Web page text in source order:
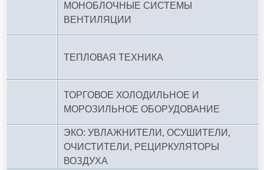
МОНОБЛОЧНЫЕ СИСТЕМЫ
ВЕНТИЛЯЦИИ
ТЕПЛОВАЯ ТЕХНИКА
ТОРГОВОЕ ХОЛОДИЛЬНОЕ И
МОРОЗИЛЬНОЕ ОБОРУДОВАНИЕ
ЭКО: УВЛАЖНИТЕЛИ, ОСУШИТЕЛИ,
ОЧИСТИТЕЛИ, РЕЦИРКУЛЯТОРЫ
ВОЗДУХА